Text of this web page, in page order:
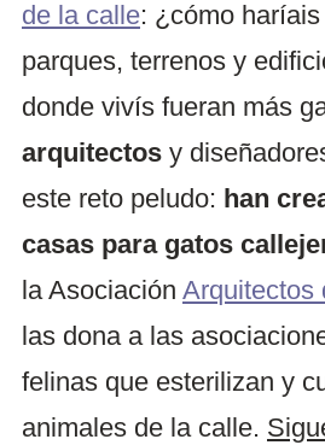
de la calle: ¿cómo
parques, terrenos y
donde vivís fueran más
arquitectos y
este reto peludo: han
casas para gatos
la Asociación Arquitectos
las dona a las
felinas que esterilizan y
animales de la calle.